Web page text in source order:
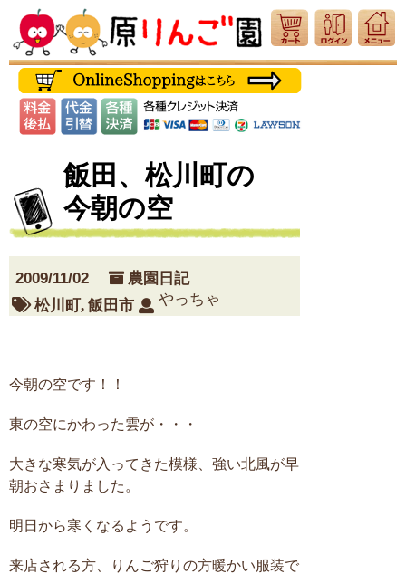
飯田、松川町の
今朝の空
2009/11/02
農園日記
松川町, 飯田市 やっちゃ
今朝の空です！！
東の空にかわった雲が・・・
大きな寒気が入ってきた模様、強い北風が早
朝おさまりました。
明日から寒くなるようです。
来店される方、りんご狩りの方暖かい服装で